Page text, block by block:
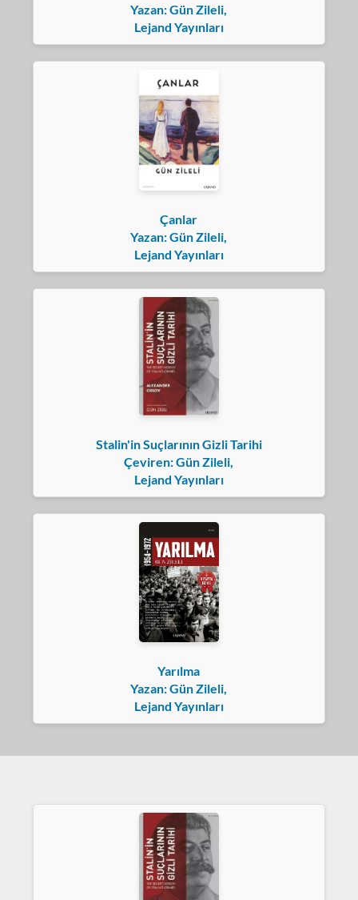
Yazan: Gün Zileli,
Lejand Yayınları
Çanlar
Yazan: Gün Zileli,
Lejand Yayınları
Stalin'in Suçlarının Gizli Tarihi
Çeviren: Gün Zileli,
Lejand Yayınları
Yarılma
Yazan: Gün Zileli,
Lejand Yayınları